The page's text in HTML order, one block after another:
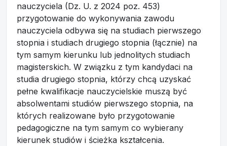
nauczyciela (Dz. U. z 2024 poz. 453)
przygotowanie do wykonywania zawodu
nauczyciela odbywa się na studiach pierwszego
stopnia i studiach drugiego stopnia (łącznie) na
tym samym kierunku lub jednolitych studiach
magisterskich. W związku z tym kandydaci na
studia drugiego stopnia, którzy chcą uzyskać
pełne kwalifikacje nauczycielskie muszą być
absolwentami studiów pierwszego stopnia, na
których realizowane było przygotowanie
pedagogiczne na tym samym co wybierany
kierunek studiów i ścieżka kształcenia.